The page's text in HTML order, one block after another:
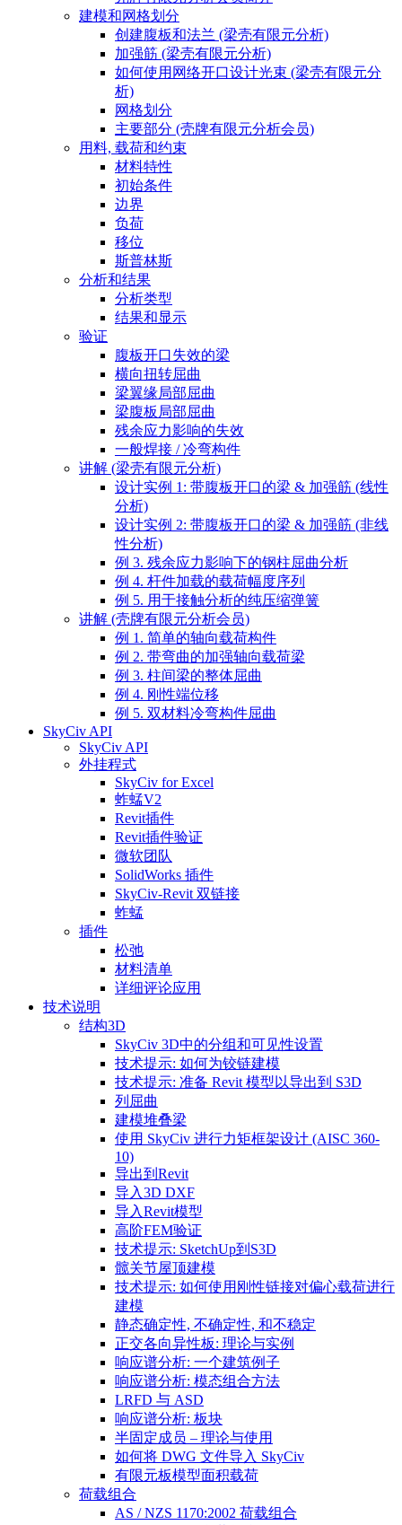
建模和网格划分
创建腹板和法兰 (梁壳有限元分析)
加强筋 (梁壳有限元分析)
如何使用网络开口设计光束 (梁壳有限元分
析)
网格划分
主要部分 (壳牌有限元分析会员)
用料, 载荷和约束
材料特性
初始条件
边界
负荷
移位
斯普林斯
分析和结果
分析类型
结果和显示
验证
腹板开口失效的梁
横向扭转屈曲
梁翼缘局部屈曲
梁腹板局部屈曲
残余应力影响的失效
一般焊接 / 冷弯构件
讲解 (梁壳有限元分析)
设计实例 1: 带腹板开口的梁 & 加强筋 (线性
分析)
设计实例 2: 带腹板开口的梁 & 加强筋 (非线
性分析)
例 3. 残余应力影响下的钢柱屈曲分析
例 4. 杆件加载的载荷幅度序列
例 5. 用于接触分析的纯压缩弹簧
讲解 (壳牌有限元分析会员)
例 1. 简单的轴向载荷构件
例 2. 带弯曲的加强轴向载荷梁
例 3. 柱间梁的整体屈曲
例 4. 刚性端位移
例 5. 双材料冷弯构件屈曲
SkyCiv API
SkyCiv API
外挂程式
SkyCiv for Excel
蚱蜢V2
Revit插件
Revit插件验证
微软团队
SolidWorks 插件
SkyCiv-Revit 双链接
蚱蜢
插件
松弛
材料清单
详细评论应用
技术说明
结构3D
SkyCiv 3D中的分组和可见性设置
技术提示: 如何为铰链建模
技术提示: 准备 Revit 模型以导出到 S3D
列屈曲
建模堆叠梁
使用 SkyCiv 进行力矩框架设计 (AISC 360-
10)
导出到Revit
导入3D DXF
导入Revit模型
高阶FEM验证
技术提示: SketchUp到S3D
髋关节屋顶建模
技术提示: 如何使用刚性链接对偏心载荷进行
建模
静态确定性, 不确定性, 和不稳定
正交各向异性板: 理论与实例
响应谱分析: 一个建筑例子
响应谱分析: 模态组合方法
LRFD 与 ASD
响应谱分析: 板块
半固定成员 – 理论与使用
如何将 DWG 文件导入 SkyCiv
有限元板模型面积载荷
荷载组合
AS / NZS 1170:2002 荷载组合